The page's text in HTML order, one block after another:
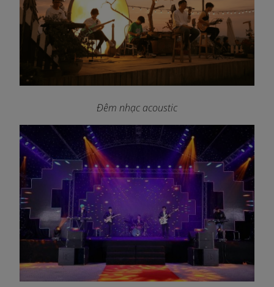
Đêm nhạc acoustic